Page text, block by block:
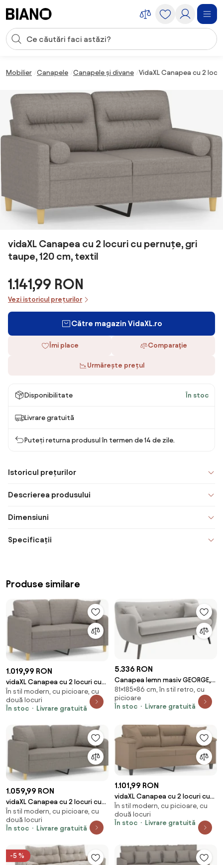
Introducerea căutării
Mobilier Canapele Canapele și divane VidaXL Canapea cu 2
vidaXL Canapea cu 2 locuri cu pernuțe, gri
taupe, 120 cm, textil
1.141,99 RON
Vezi istoricul prețurilor
Către magazin VidaXL.ro
Îmi place Comparaţie
Urmărește prețul
Disponibilitate În stoc
Livrare gratuită
Puteți returna produsul în termen de 14 de zile.
Istoricul prețurilor
Descrierea produsului
Dimensiuni
Specificații
Produse similare
1.019,99 RON
vidaXL Canapea cu 2 locuri cu
pernuțe, gri taupe, 120 cm,
textil
În stil modern, cu picioare, cu
două locuri
În stoc
Livrare gratuită
5.336 RON
Canapea lemn masiv GEORGE,
185 × 86 × 81 cm
81×185×86 cm, în stil retro, cu
picioare
În stoc
Livrare gratuită
1.059,99 RON
vidaXL Canapea cu 2 locuri cu
pernuțe, gri taupe, 140 cm,
textil
În stil modern, cu picioare, cu
două locuri
În stoc
Livrare gratuită
1.101,99 RON
vidaXL Canapea cu 2 locuri cu
pernuțe, cappuccino, 140 cm,
piele eco.
În stil modern, cu picioare, cu
două locuri
În stoc
Livrare gratuită
-5 %